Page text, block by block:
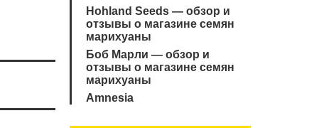
Hohland Seeds — обзор и
отзывы о магазине семян
марихуаны
Боб Марли — обзор и
отзывы о магазине семян
марихуаны
Amnesia